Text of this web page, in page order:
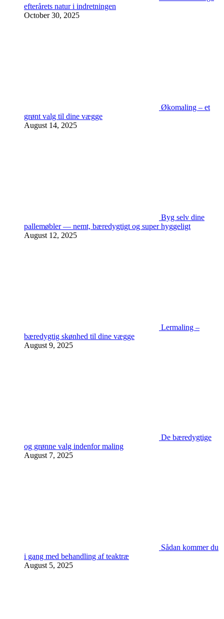
efterårets natur i indretningen
October 30, 2025
Økomaling – et
grønt valg til dine vægge
August 14, 2025
Byg selv dine
pallemøbler — nemt, bæredygtigt og super hyggeligt
August 12, 2025
Lermaling –
bæredygtig skønhed til dine vægge
August 9, 2025
De bæredygtige
og grønne valg indenfor maling
August 7, 2025
Sådan kommer du
i gang med behandling af teaktræ
August 5, 2025